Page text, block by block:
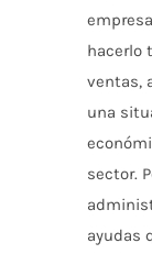
hacerlo
ventas,
una
sector.
ayudas